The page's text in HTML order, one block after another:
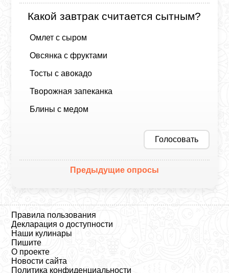
Какой завтрак считается сытным?
Омлет с сыром
Овсянка с фруктами
Тосты с авокадо
Творожная запеканка
Блины с медом
Голосовать
Предыдущие опросы
Правила пользования
Декларация о доступности
Наши кулинары
Пишите
О проекте
Новости сайта
Политика конфиденциальности